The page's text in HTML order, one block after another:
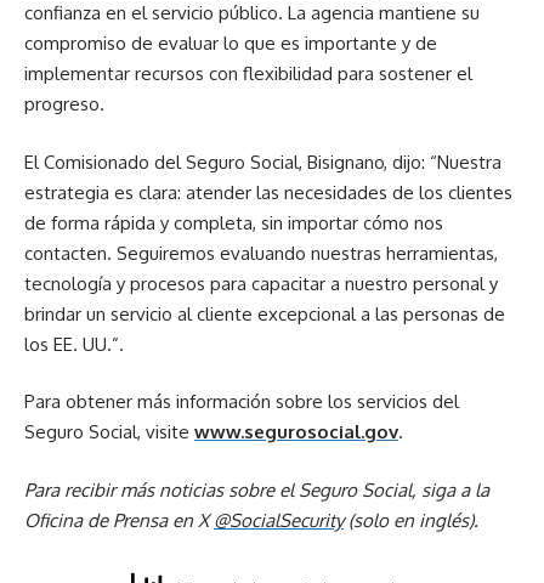
confianza en el servicio público. La agencia mantiene su
compromiso de evaluar lo que es importante y de
implementar recursos con flexibilidad para sostener el
progreso.
El Comisionado del Seguro Social, Bisignano, dijo: “Nuestra
estrategia es clara: atender las necesidades de los clientes
de forma rápida y completa, sin importar cómo nos
contacten. Seguiremos evaluando nuestras herramientas,
tecnología y procesos para capacitar a nuestro personal y
brindar un servicio al cliente excepcional a las personas de
los EE. UU.”.
Para obtener más información sobre los servicios del
Seguro Social, visite www.segurosocial.gov.
Para recibir más noticias sobre el Seguro Social, siga a la
Oficina de Prensa en X@SocialSecurity(solo en inglés).